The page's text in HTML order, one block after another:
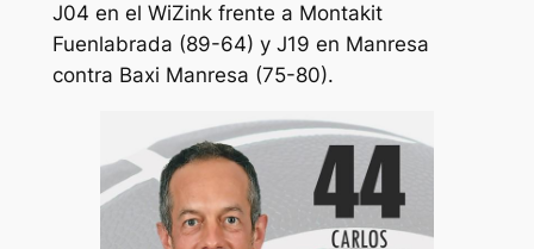
J04 en el WiZink frente a Montakit
Fuenlabrada (89-64) y J19 en Manresa
contra Baxi Manresa (75-80).